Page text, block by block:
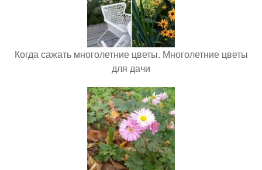
Когда сажать многолетние цветы. Многолетние цветы
для дачи